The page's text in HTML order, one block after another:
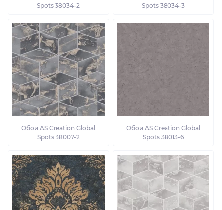
Spots 38034-2
Spots 38034-3
Обои AS Creation Global
Spots 38007-2
Обои AS Creation Global
Spots 38013-6